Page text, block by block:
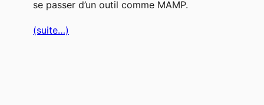
se passer d’un outil comme MAMP.
(suite…)